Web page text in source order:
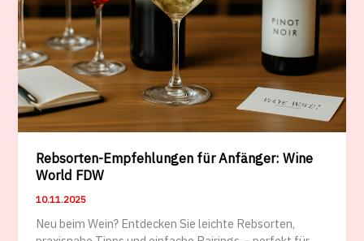
Rebsorten-Empfehlungen für Anfänger: Wine
World FDW
10.11.2025
Neu beim Wein? Entdecken Sie leichte Rebsorten,